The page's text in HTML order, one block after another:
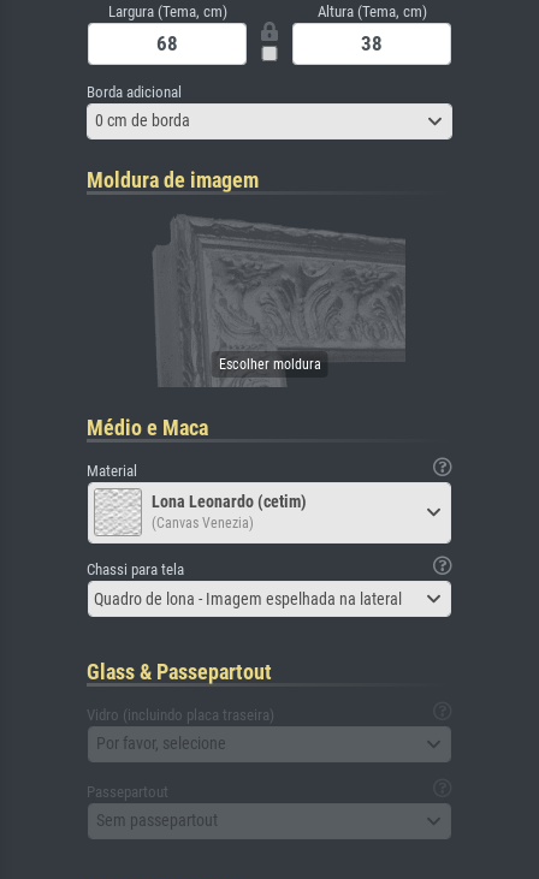
Largura (Tema, cm) Altura (Tema, cm)
Borda adicional
0 cm de borda
Moldura de imagem
Médio e Maca
Material
Lona Leonardo (cetim)
(Canvas Venezia)
Chassi para tela
Quadro de lona - Imagem espelhada na lateral
Glass & Passepartout
Vidro (incluindo placa traseira)
Por favor, selecione
Passepartout
Sem passepartout